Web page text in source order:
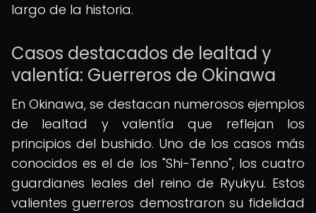
largo de la historia.
Casos destacados de lealtad y
valentía: Guerreros de Okinawa
En Okinawa, se destacan numerosos ejemplos
de lealtad y valentía que reflejan los
principios del bushido. Uno de los casos más
conocidos es el de los "Shi-Tenno", los cuatro
guardianes leales del reino de Ryukyu. Estos
valientes guerreros demostraron su fidelidad